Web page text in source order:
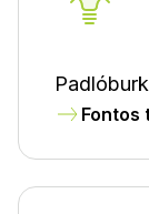
Fontos